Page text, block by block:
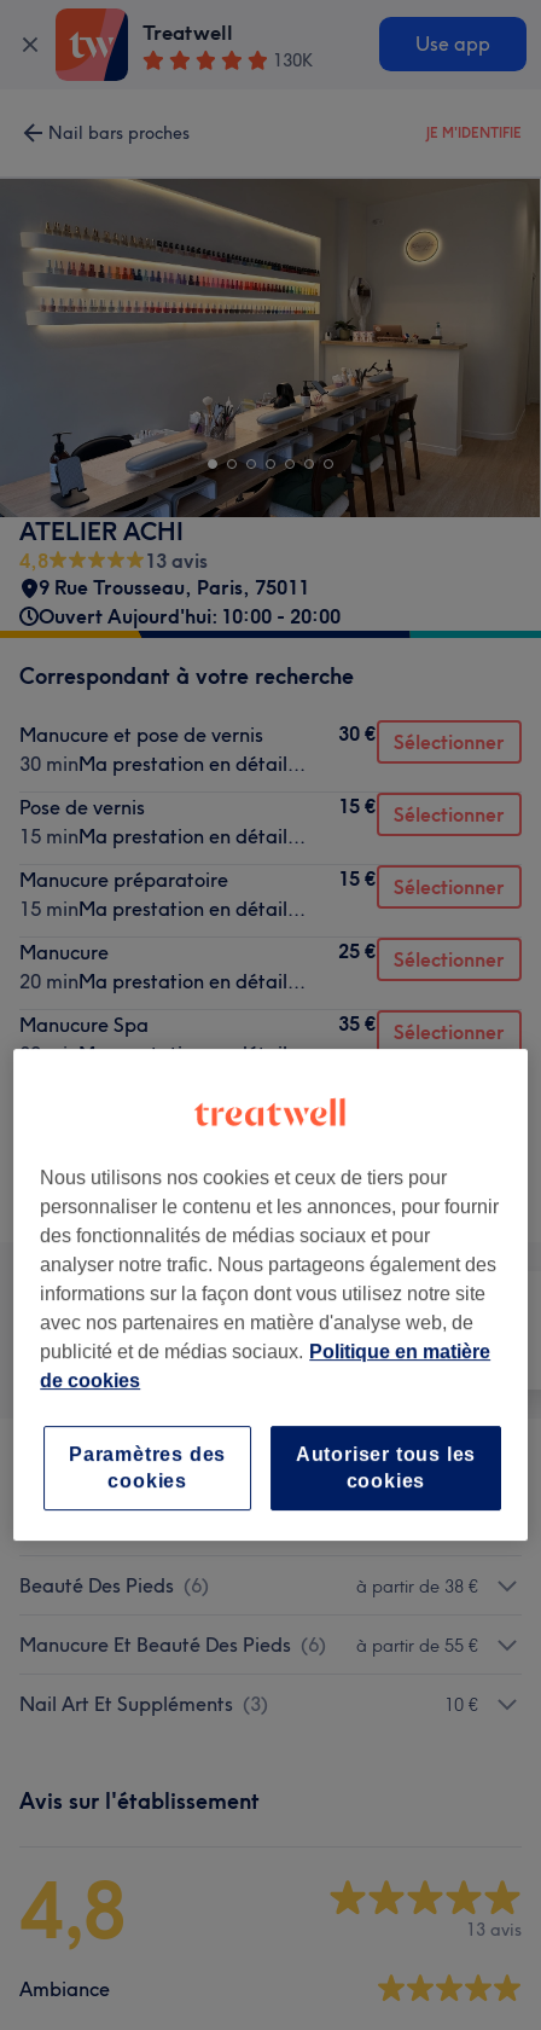
Treatwell
130K
Use app
Nail bars proches JE M'IDENTIFIE
ATELIER ACHI
4,8
13 avis
9 Rue Trousseau, Paris, 75011
Ouvert Aujourd'hui: 10:00 - 20:00
Correspondant à votre recherche
Manucure et pose de vernis
30 minMa prestation en détail...
30 € Sélectionner
Pose de vernis
15 minMa prestation en détail...
15 € Sélectionner
Manucure préparatoire
15 minMa prestation en détail...
15 € Sélectionner
Manucure
20 minMa prestation en détail...
25 € Sélectionner
Manucure Spa
30 minMa prestation en détail...
35 € Sélectionner
Voir 5 plus de prestations correspondantes...
Ce n'est pas ce que vous recherchiez ?
Recherchez dans notre liste de prestations
Tout
Beauté des pieds
Épilation
Manucure (13) à partir de 10 €
Beauté Des Pieds (6) à partir de 38 €
Manucure Et Beauté Des Pieds (6) à partir de 55 €
Nail Art Et Suppléments (3) 10 €
Avis sur l'établissement
4,8 13 avis
Ambiance
Nous utilisons nos cookies et ceux de tiers pour
personnaliser le contenu et les annonces, pour fournir
des fonctionnalités de médias sociaux et pour
analyser notre trafic. Nous partageons également des
informations sur la façon dont vous utilisez notre site
avec nos partenaires en matière d'analyse web, de
publicité et de médias sociaux. Politique en matière
de cookies
Autoriser tous les
cookies
Paramètres des
cookies